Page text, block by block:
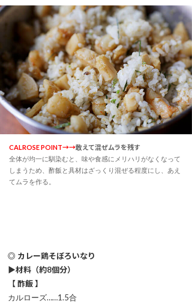
CALROSE POINT→→敢えて混ぜムラを残す
全体が均一に馴染むと、味や食感にメリハリがなくなって
しまうため、酢飯と具材はざっくり混ぜる程度にし、あえ
てムラを作る。
◎ カレー鶏そぼろいなり
▶材料（約8個分）
【 酢飯 】
カルローズ……1.5合